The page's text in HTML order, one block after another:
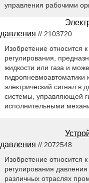
управления рабочими
давления // 2103720
Изобретение относится
регулирования,
жидкости или газа и
электрический сигнал в
системы, управляющей
исполнительными
давления // 2072548
Изобретение относится
регулирования
различных отраслях